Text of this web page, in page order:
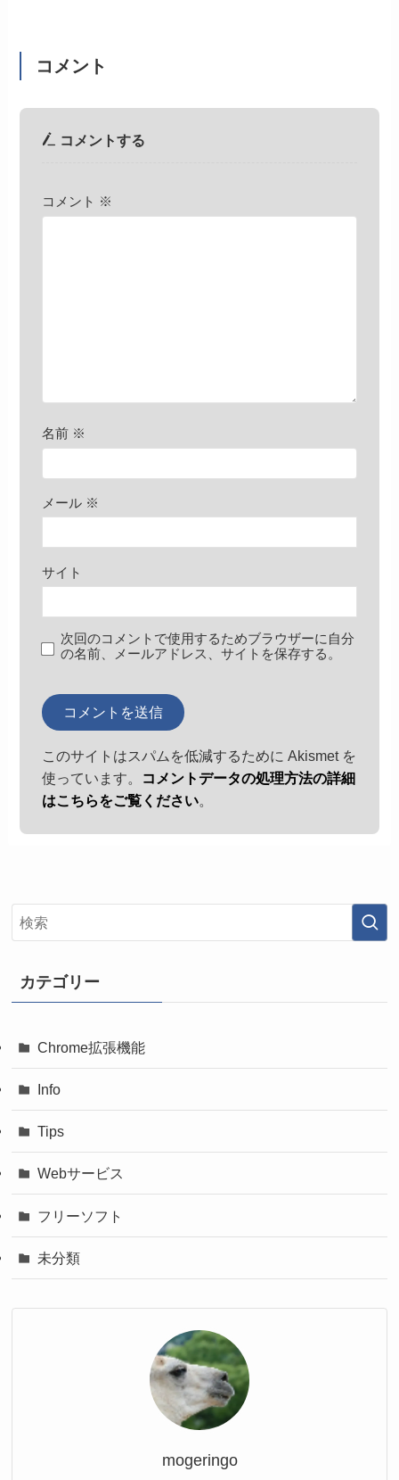
コメント
コメントする
コメント ※
名前 ※
メール ※
サイト
次回のコメントで使用するためブラウザーに自分
の名前、メールアドレス、サイトを保存する。
このサイトはスパムを低減するために Akismet を
使っています。
コメントデータの処理方法の詳細
はこちらをご覧ください。
カテゴリー
Chrome拡張機能
Info
Tips
Webサービス
フリーソフト
未分類
mogeringo